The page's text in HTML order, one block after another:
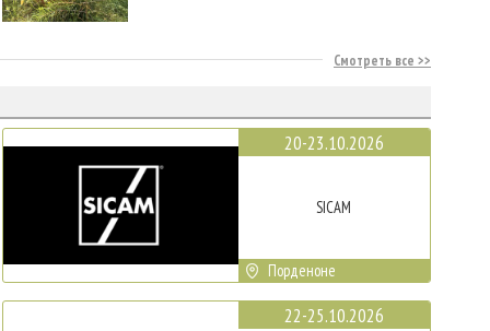
Смотреть все
20-23.10.2026
SICAM
Порденоне
22-25.10.2026